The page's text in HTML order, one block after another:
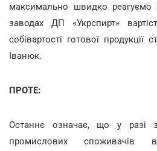
максимально швидко
заводах ДП «Укрспирт»
собівартості готової продукції
Іванюк.
ПРОТЕ:
Останнє означає, що у разі
промислових споживачів